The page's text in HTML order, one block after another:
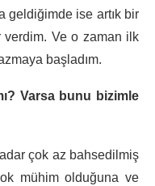
geldiğimde ise artık bir
verdim. Ve o zaman ilk
başladım.
Varsa bunu bizimle
çok az bahsedilmiş
mühim olduğuna ve